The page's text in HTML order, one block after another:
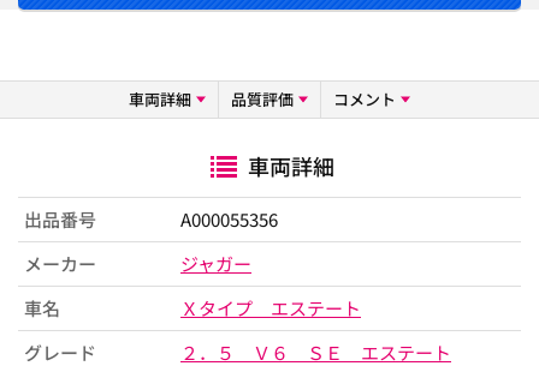
車両詳細 品質評価 コメント
車両詳細
出品番号
A000055356
メーカー
ジャガー
車名
Ｘタイプ エステート
グレード
２．５ Ｖ６ ＳＥ エステート